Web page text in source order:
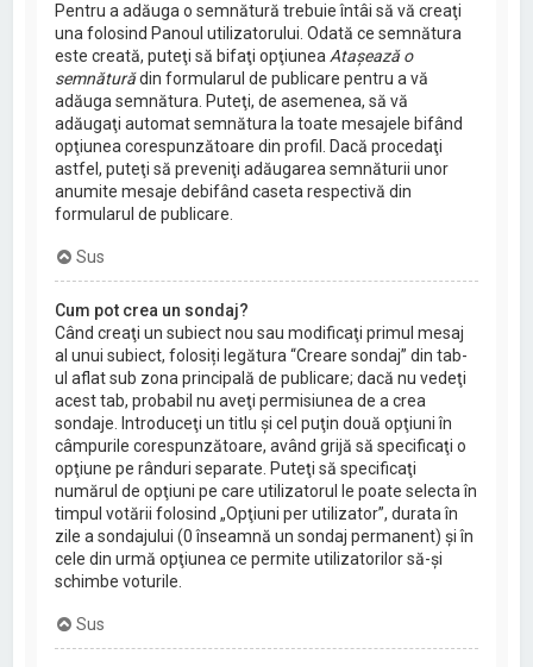
Pentru a adăuga o semnătură trebuie întâi să vă creaţi
una folosind Panoul utilizatorului. Odată ce semnătura
este creată, puteţi să bifaţi opţiuneaAtaşează o
semnăturădin formularul de publicare pentru a vă
adăuga semnătura. Puteţi, de asemenea, să vă
adăugaţi automat semnătura la toate mesajele bifând
opţiunea corespunzătoare din profil. Dacă procedaţi
astfel, puteţi să preveniţi adăugarea semnăturii unor
anumite mesaje debifând caseta respectivă din
formularul de publicare.
Sus
Cum pot crea un sondaj?
Când creaţi un subiect nou sau modificaţi primul mesaj
al unui subiect, folosiți legătura “Creare sondaj” din tab-
ul aflat sub zona principală de publicare; dacă nu vedeţi
acest tab, probabil nu aveţi permisiunea de a crea
sondaje. Introduceţi un titlu şi cel puţin două opţiuni în
câmpurile corespunzătoare, având grijă să specificaţi o
opţiune pe rânduri separate. Puteţi să specificaţi
numărul de opţiuni pe care utilizatorul le poate selecta în
timpul votării folosind „Opţiuni per utilizator”, durata în
zile a sondajului (0 înseamnă un sondaj permanent) şi în
cele din urmă opţiunea ce permite utilizatorilor să-şi
schimbe voturile.
Sus